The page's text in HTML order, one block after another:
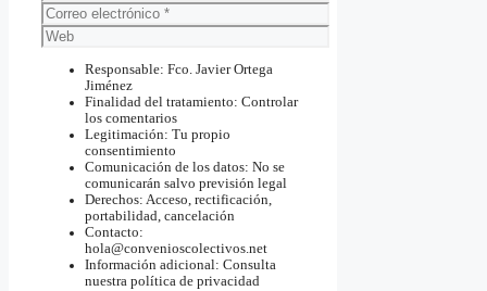
Correo
electrónico
Web
Responsable: Fco. Javier Ortega
Jiménez
Finalidad del tratamiento: Controlar
los comentarios
Legitimación: Tu propio
consentimiento
Comunicación de los datos: No se
comunicarán salvo previsión legal
Derechos: Acceso, rectificación,
portabilidad, cancelación
Contacto:
hola@convenioscolectivos.net
Información adicional: Consulta
nuestra política de privacidad